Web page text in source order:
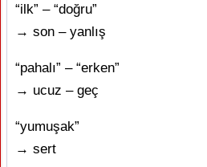
“ilk” – “doğru”
→ son – yanlış
“pahalı” – “erken”
→ ucuz – geç
“yumuşak”
→ sert